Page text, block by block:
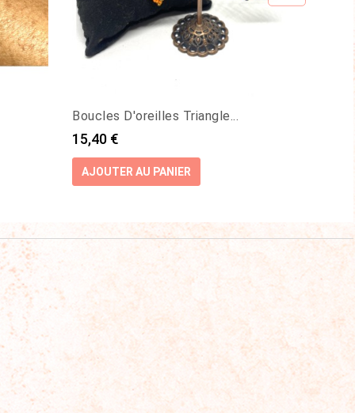
Boucles D'oreilles Triangle...
Prix
15,40 €
AJOUTER AU PANIER